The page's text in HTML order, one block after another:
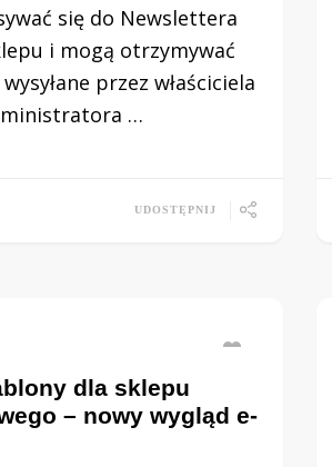
się do Newslettera
i mogą otrzymywać
przez właściciela
…
UDOSTĘPNIJ
dla sklepu
– nowy wygląd e-